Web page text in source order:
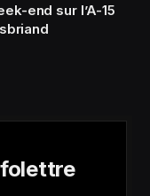
end sur l’A-15